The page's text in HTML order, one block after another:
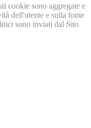
cookie sono aggregate e
dell'utente e sulla fonte
sono inviati dal Sito